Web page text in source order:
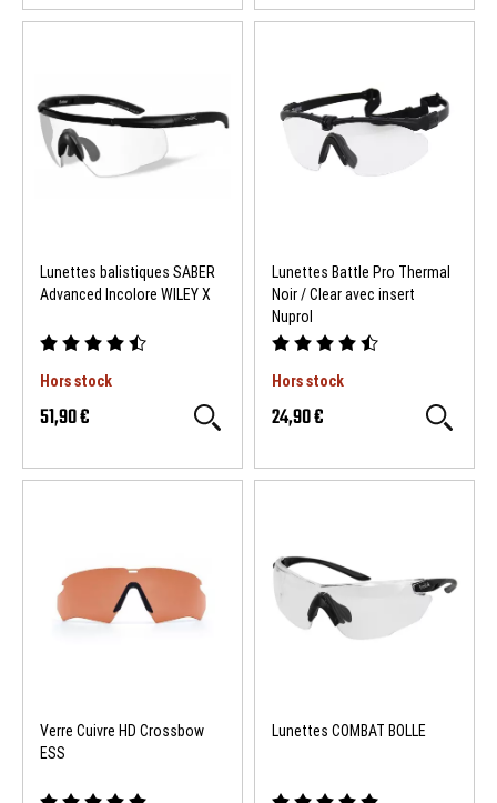
Lunettes balistiques SABER
Advanced Incolore WILEY X
Hors stock
51,90 €
Lunettes Battle Pro Thermal
Noir / Clear avec insert
Nuprol
Hors stock
24,90 €
Verre Cuivre HD Crossbow
ESS
Lunettes COMBAT BOLLE